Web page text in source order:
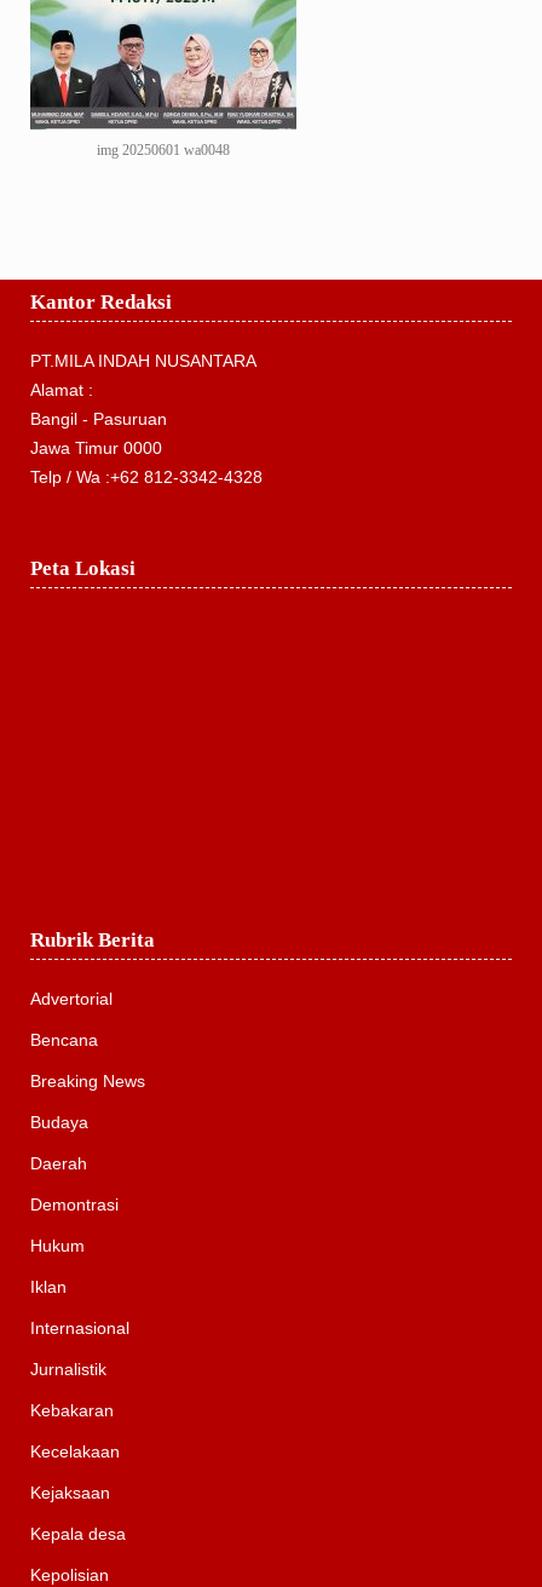
img 20250601 wa0048
Kantor Redaksi
PT.MILA INDAH NUSANTARA
Alamat :
Bangil - Pasuruan
Jawa Timur 0000
Telp / Wa :+62 812-3342-4328
Peta Lokasi
Rubrik Berita
Advertorial
Bencana
Breaking News
Budaya
Daerah
Demontrasi
Hukum
Iklan
Internasional
Jurnalistik
Kebakaran
Kecelakaan
Kejaksaan
Kepala desa
Kepolisian